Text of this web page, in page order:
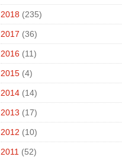
2018 (235)
2017 (36)
2016 (11)
2015 (4)
2014 (14)
2013 (17)
2012 (10)
2011 (52)